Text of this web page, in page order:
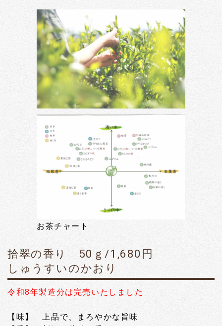
お茶チャート
拾翠の香り 50ｇ/1,680円
しゅうすいのかおり
令和8年製造分は完売いたしました
【味】 上品で、まろやかな旨味